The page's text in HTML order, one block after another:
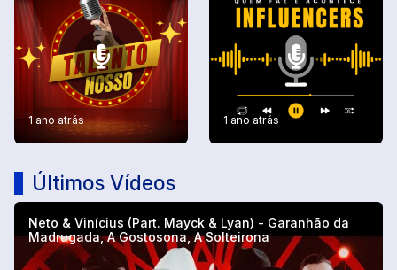
1 ano atrás 1 ano atrás
Últimos Vídeos
Neto & Vinícius (Part. Mayck & Lyan) - Garanhão da
Madrugada, A Gostosona, A Solteirona